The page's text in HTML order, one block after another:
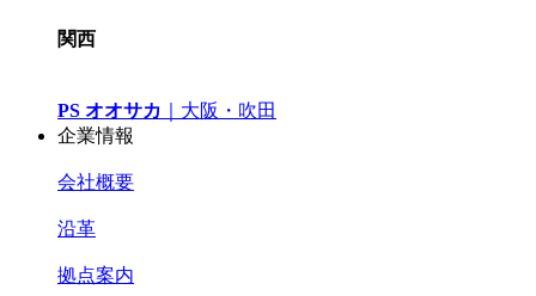
関西
PS オオサカ
大阪・吹田
企業情報
会社概要
沿革
拠点案内